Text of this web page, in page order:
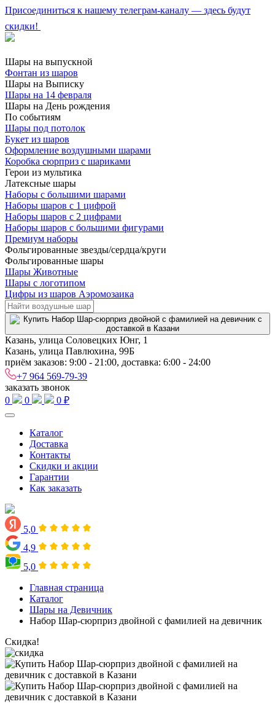
Присоединиться к нашему телеграм-каналу — здесь будут
скидки!
Шары на выпускной
Фонтан из шаров
Шары на Выписку
Шары на 14 февраля
Шары на День рождения
По событиям
Шары под потолок
Букет из шаров
Оформление воздушными шарами
Коробка сюрприз с шариками
Герои из мультика
Латексные шары
Наборы с большими шарами
Наборы шаров с 1 цифрой
Наборы шаров с 2 цифрами
Наборы шаров с большими фигурами
Премиум наборы
Фольгированные звезды/сердца/круги
Фольгированные шары
Шары Животные
Шары с логотипом
Цифры из шаров Аэромозаика
Казань, улица Соловецких Юнг, 1
Казань, улица Павлюхина, 99Б
приём заказов: 9:00 - 21:00, доставка: 6:00 - 24:00
+7 964 569-79-39
заказать звонок
0
0 0 ₽
Каталог
Доставка
Контакты
Скидки и акции
Гарантии
Как заказать
5,0
4,9
5,0
Главная страница
Каталог
Шары на Девичник
Набор Шар-сюрприз двойной с фамилией на девичник
Скидка!